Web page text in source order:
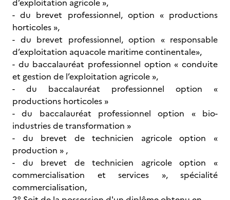
d’exploitation agricole »,
- du brevet professionnel, option « productions
horticoles »,
- du brevet professionnel, option « responsable
d’exploitation aquacole maritime continentale»,
- du baccalauréat professionnel option « conduite
et gestion de l’exploitation agricole »,
- du baccalauréat professionnel option «
productions horticoles »
- du baccalauréat professionnel option « bio-
industries de transformation »
- du brevet de technicien agricole option «
production » ,
- du brevet de technicien agricole option «
commercialisation et services », spécialité
commercialisation,